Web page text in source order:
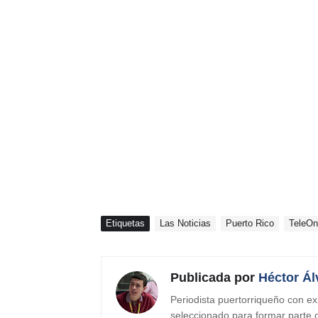
Etiquetas Las Noticias Puerto Rico
Publicada por Héctor
Periodista puertorriqueño con
seleccionado para formar parte